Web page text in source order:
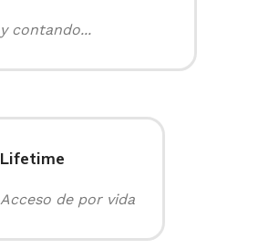
y contando...
Lifetime
Acceso de por vida